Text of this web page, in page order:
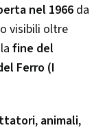
nel 1966 da
visibili oltre
fine del
Ferro (I
, animali,